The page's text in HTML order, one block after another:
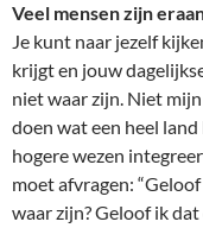
Veel mensen zijn
Je kunt naar jezelf
krijgt en jouw
niet waar zijn. Niet
doen wat een heel
hogere wezen
moet afvragen:
waar zijn? Geloof ik